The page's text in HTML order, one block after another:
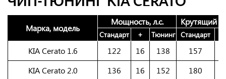
Марка, модель
Мощность, л.с. Крутящий
Стандарт + Тюнинг Стандарт
KIA Cerato 1.6 122 16 138 157
KIA Cerato 2.0
136 16 152 180